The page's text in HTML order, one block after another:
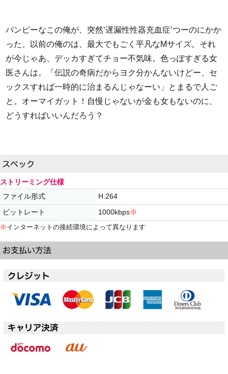
パンピーなこの俺が、突然‘遅漏性性器充血症’つーのにかか
った。以前の俺のは、最大でもごく平凡なMサイズ。それ
が今じゃあ、デッカすぎてチョー不気味。色っぽすぎる女
医さんは。「伝説の奇病だからヨク分かんないけどー、セ
ックスすれば一時的に治まるんじゃなーい」とまるで人ご
と。オーマイガット！自慢じゃないが金も女もないのに、
どうすればいいんだろう？
ストリーミング仕様
ファイル形式 H.264
ビットレート 1000kbps※
※ インターネットの接続環境によって異なります